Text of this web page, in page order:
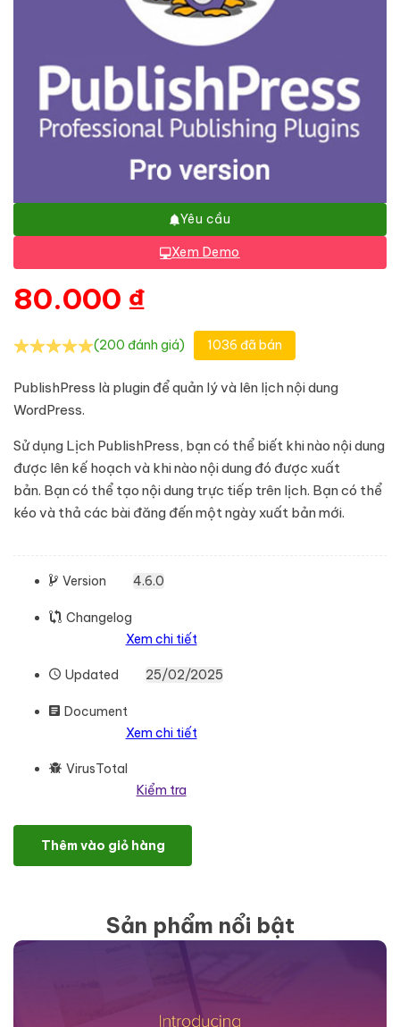
Yêu cầu
Xem Demo
80.000 ₫
(200 đánh giá) 1036 đã bán
PublishPress là plugin để quản lý và lên lịch nội dung
WordPress.
Sử dụng Lịch PublishPress, bạn có thể biết khi nào nội dung
được lên kế hoạch và khi nào nội dung đó được xuất
bản. Bạn có thể tạo nội dung trực tiếp trên lịch. Bạn có thể
kéo và thả các bài đăng đến một ngày xuất bản mới.
Version 4.6.0
Changelog
Xem chi tiết
Updated 25/02/2025
Document
Xem chi tiết
VirusTotal
Kiểm tra
PublishPress Pro số lượng
Thêm vào giỏ hàng
Sản phẩm nổi bật